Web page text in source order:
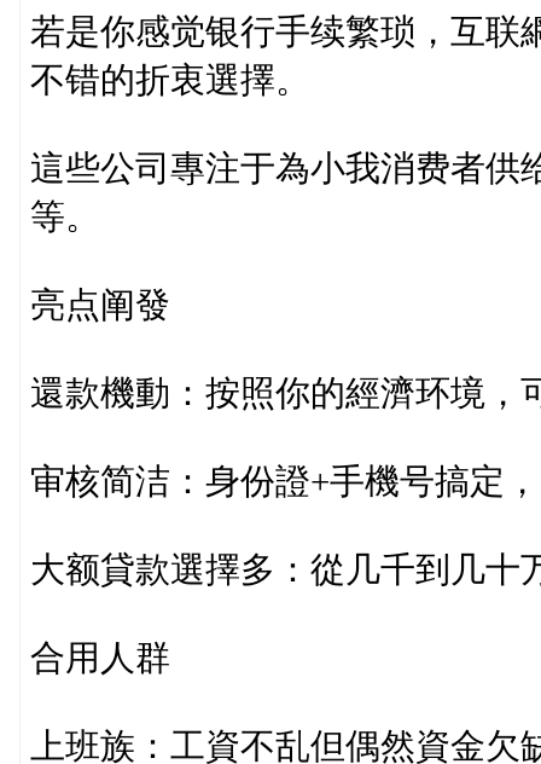
若是你感觉银行手续繁琐，互联
不错的折衷選擇。
這些公司專注于為小我消费者供
等。
亮点阐發
還款機動：按照你的經濟环境，
审核简洁：身份證+手機号搞定
大额貸款選擇多：從几千到几十
合用人群
上班族：工資不乱但偶然資金欠